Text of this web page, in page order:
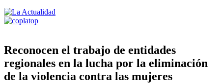
Reconocen el trabajo de entidades
regionales en la lucha por la eliminación
de la violencia contra las mujeres